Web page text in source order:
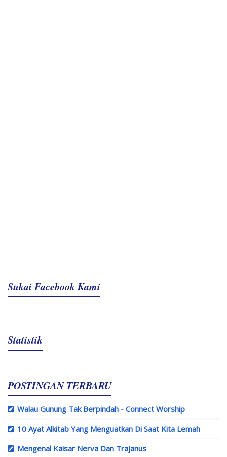
Sukai Facebook Kami
Statistik
POSTINGAN TERBARU
Walau Gunung Tak Berpindah - Connect Worship
10 Ayat Alkitab Yang Menguatkan Di Saat Kita Lemah
Mengenal Kaisar Nerva Dan Trajanus